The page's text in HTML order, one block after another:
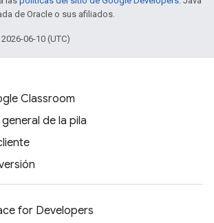
de Oracle o sus afiliados.
06-10 (UTC)
Classroom
de la pila
for Developers